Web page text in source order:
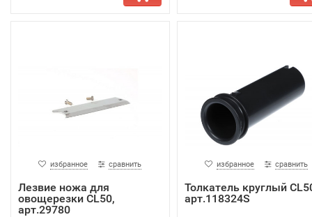
избранное сравнить
Лезвие ножа для
овощерезки CL50,
арт.29780
избранное сравнить
Толкатель круглый
арт.118324S